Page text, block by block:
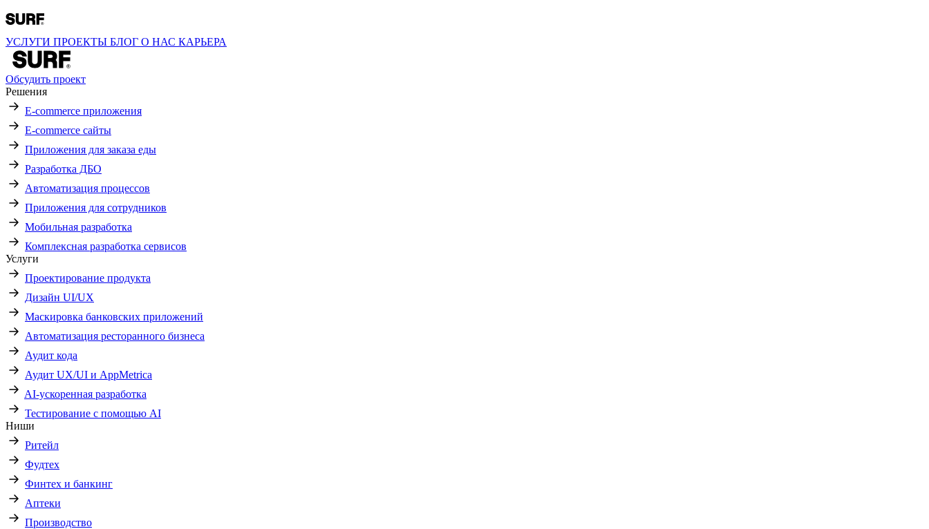
УСЛУГИ ПРОЕКТЫ БЛОГ О НАС КАРЬЕРА
Обсудить проект
Решения
E-commerce приложения
E-commerce сайты
Приложения для заказа еды
Разработка ДБО
Автоматизация процессов
Приложения для сотрудников
Мобильная разработка
Комплексная разработка сервисов
Услуги
Проектирование продукта
Дизайн UI/UX
Маскировка банковских приложений
Автоматизация ресторанного бизнеса
Аудит кода
Аудит UX/UI и AppMetrica
AI-ускоренная разработка
Тестирование с помощью AI
Ниши
Ритейл
Фудтех
Финтех и банкинг
Аптеки
Производство